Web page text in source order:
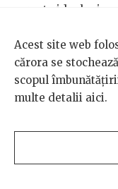
corecte ideologic
face excepție.
Vocea din off e a
clasice în epocă. În
apolitice. Când nu
și televiziunea își
muzical. Pe fondul
Acest site web
cărora se
scopul
multe detalii aici.